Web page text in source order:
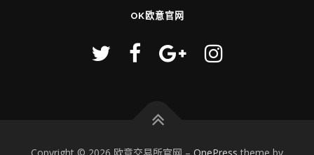
OK欧意官网
Copyright © 2026 欧意交易所官网 – OnePress theme by